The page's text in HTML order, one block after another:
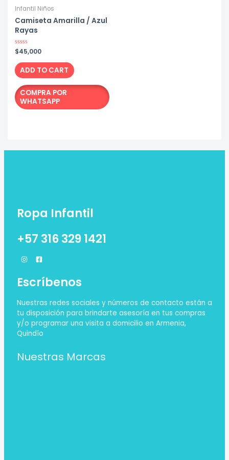
Infantil Niños
Camiseta Amarilla / Azul
Rayas
Rated
0
out
of
5
$45,000
ADD TO CART
COMPRA POR
WHATSAPP
Ropa Infantil
+57 316 329 1421
Escríbenos
Nuestras redes sociales y números de contacto están a
tu disposición para brindarte asesoría en tus compras
y/o programar una visita a domicilio en Armenia,
Quindío
Nuestras Marcas